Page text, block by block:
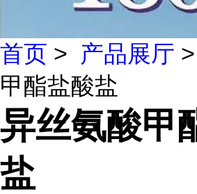
首页 > 产品展厅
甲酯盐酸盐
异丝氨酸甲
盐